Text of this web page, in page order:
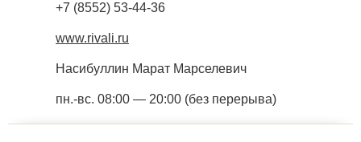
+7 (8552) 53-44-36
www.rivali.ru
Насибуллин Марат Марселевич
пн.-вс. 08:00 — 20:00 (без перерыва)